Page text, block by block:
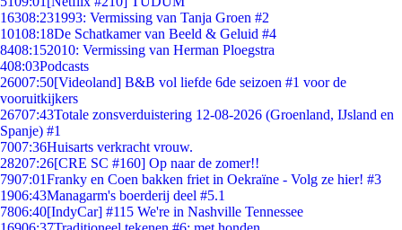
16308:231993: Vermissing van Tanja Groen #2
10108:18De Schatkamer van Beeld & Geluid #4
8408:152010: Vermissing van Herman Ploegstra
408:03Podcasts
26007:50[Videoland] B&B vol liefde 6de seizoen #1 voor de
vooruitkijkers
26707:43Totale zonsverduistering 12-08-2026 (Groenland, IJsland en
Spanje) #1
7007:36Huisarts verkracht vrouw.
28207:26[CRE SC #160] Op naar de zomer!!
7907:01Franky en Coen bakken friet in Oekraïne - Volg ze hier! #3
1906:43Managarm's boerderij deel #5.1
7806:40[IndyCar] #115 We're in Nashville Tennessee